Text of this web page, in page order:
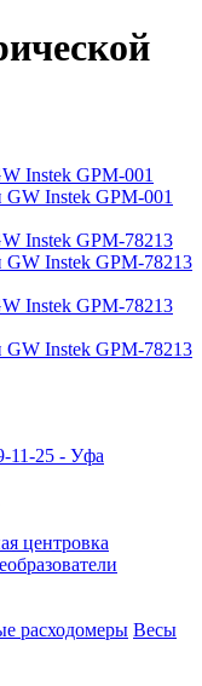
Instek GPM-001
Instek GPM-78213
Instek GPM-78213
11-25 - Уфа
центровка
расходомеры Весы